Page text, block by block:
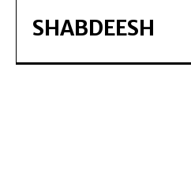
SHABDEESH